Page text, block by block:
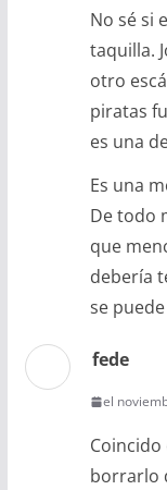
No sé si
taquilla.
otro
piratas
es una
Es una
De todo
que
debería
se
fede
el
borrarlo